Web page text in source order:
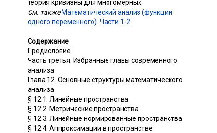
теория кривизны для многомерных.
См. также Математический анализ (функции
одного переменного). Части 1-2
Содержание
Предисловие
Часть третья. Избранные главы современного
анализа
Глава 12. Основные структуры математического
анализа
§ 12.1. Линейные пространства
§ 12.2. Метрические пространства
§ 12.3. Линейные нормированные пространства
§ 12.4. Аппроксимации в пространстве